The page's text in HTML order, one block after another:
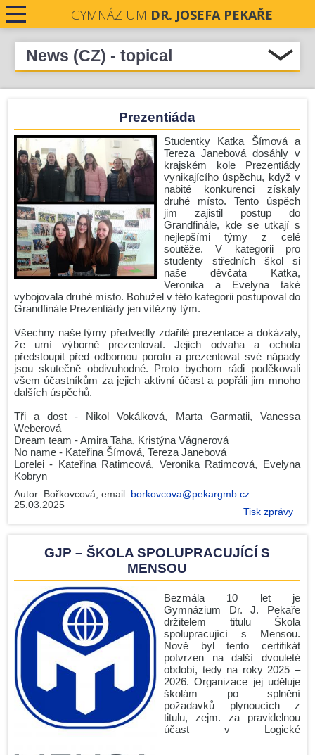
GYMNÁZIUM DR. JOSEFA PEKAŘE
NEWS
CONTACTS
News (CZ) - topical
Středočeského kraje 2026
Pečeti Josefa Pekaře rozdány
Krásné prožití letních prázdnin.
Nové číslo Student revue je zde!
Zámecká premiéra
Komisionální zkoušky - podzim 2026
Úřední hodiny o prázdninách
Zlín
Run and Help: GJP v pohybu i srdcem!
Před prázdninami ještě jedna mise!
Zdeněk Gola spolupracuje s GJP
Maturita 2026 - podzim
2.O v Leteckém muzeu Metoděje Vlacha
Gymnázium Dr. Josefa Pekaře podpořilo Český den proti
Naši studenti získali ocenění města Mladá Boleslav
Mannheim Exchange 2026
Maturita 2026 - podzim
Věda v ulicích 2026: Barevná věda oživí park Výstaviště
Jediný český tým s medailí!
Archiv news (CZ)
RSS
Prezentiáda
Studentky Katka Šímová a
Tereza Janebová dosáhly v
krajském kole Prezentiády
vynikajícího úspěchu, když v
nabité konkurenci získaly
druhé místo. Tento úspěch
jim zajistil postup do
Grandfinále, kde se utkají s
nejlepšími týmy z celé
soutěže. V kategorii pro
studenty středních škol si
naše děvčata Katka,
Veronika a Evelyna také
vybojovala druhé místo. Bohužel v této kategorii postupoval do
Grandfinále Prezentiády jen vítězný tým.
Všechny naše týmy předvedly zdařilé prezentace a dokázaly,
že umí výborně prezentovat. Jejich odvaha a ochota
předstoupit před odbornou porotu a prezentovat své nápady
jsou skutečně obdivuhodné. Proto bychom rádi poděkovali
všem účastníkům za jejich aktivní účast a popřáli jim mnoho
dalších úspěchů.
Tři a dost - Nikol Vokálková, Marta Garmatii, Vanessa
Weberová
Dream team - Amira Taha, Kristýna Vágnerová
No name - Kateřina Šímová, Tereza Janebová
Lorelei - Kateřina Ratimcová, Veronika Ratimcová, Evelyna
Kobryn
Autor: Bořkovcová, email: borkovcova@pekargmb.cz
25.03.2025
Tisk zprávy
GJP – ŠKOLA SPOLUPRACUJÍCÍ S
MENSOU
Bezmála 10 let je
Gymnázium Dr. J. Pekaře
držitelem titulu Škola
spolupracující s Mensou.
Nově byl tento certifikát
potvrzen na další dvouleté
období, tedy na roky 2025 –
2026. Organizace jej uděluje
školám po splnění
požadavků plynoucích z
titulu, zejm. za pravidelnou
účast v Logické